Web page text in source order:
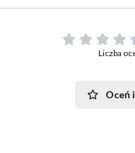
Liczba
Oceń